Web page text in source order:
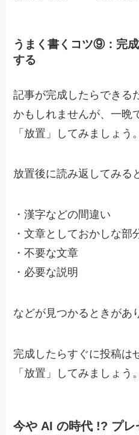
うまく書くコツ⑨：完
する
記事が完成したらできる
かもしれませんが、一晩
「放置」してみましょう。
放置後に読み返してみる
・漢字などの間違い
・文章としておかしな部
・不要な文章
・ 必要な説明
などが見つかるときがあ
完成したらすぐに投稿は
「放置」してみましょう。
今や AI の時代 !? プレ